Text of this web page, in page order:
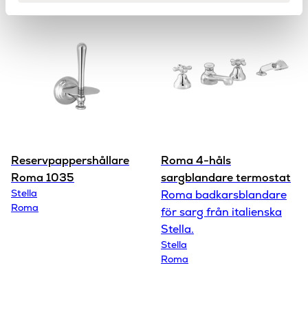
Reservpappershållare
Roma 1035
Stella
Roma
Roma 4-håls
sargblandare termostat
Roma badkarsblandare
för sarg från italienska
Stella.
Stella
Roma